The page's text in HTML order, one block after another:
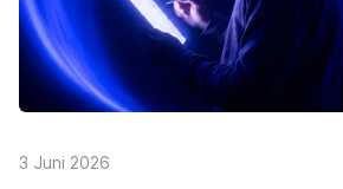
3 Juni 2026